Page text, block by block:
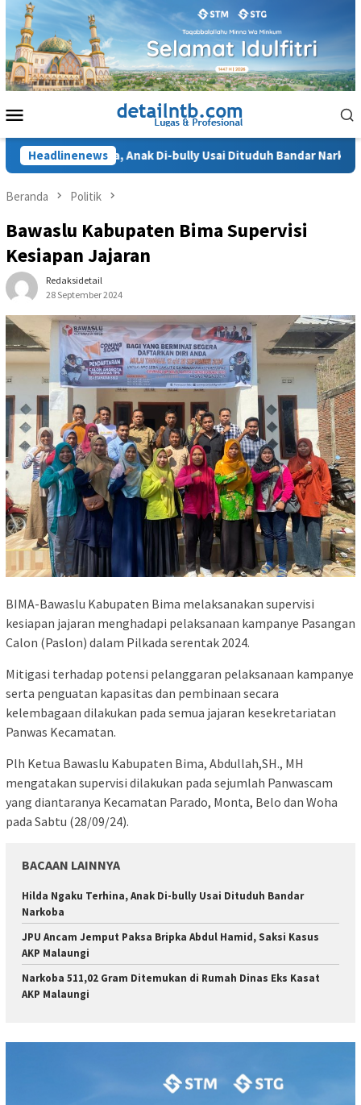
Loncat
konten
Mobile
Headlinenews
Terhina, Anak Di-bully Usai Dituduh Bandar Narkoba
Beranda Politik
Bawaslu Kabupaten Bima Supervisi
Kesiapan Jajaran
Redaksidetail
28 September 2024
BIMA-Bawaslu Kabupaten Bima melaksanakan supervisi
kesiapan jajaran menghadapi pelaksanaan kampanye Pasangan
Calon (Paslon) dalam Pilkada serentak 2024.
Mitigasi terhadap potensi pelanggaran pelaksanaan kampanye
serta penguatan kapasitas dan pembinaan secara
kelembagaan dilakukan pada semua jajaran kesekretariatan
Panwas Kecamatan.
Plh Ketua Bawaslu Kabupaten Bima, Abdullah,SH., MH
mengatakan supervisi dilakukan pada sejumlah Panwascam
yang diantaranya Kecamatan Parado, Monta, Belo dan Woha
pada Sabtu (28/09/24).
BACAAN LAINNYA
Hilda Ngaku Terhina, Anak Di-bully Usai Dituduh Bandar
Narkoba
JPU Ancam Jemput Paksa Bripka Abdul Hamid, Saksi Kasus
AKP Malaungi
Narkoba 511,02 Gram Ditemukan di Rumah Dinas Eks Kasat
AKP Malaungi